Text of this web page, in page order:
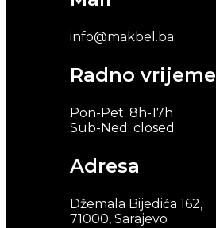
info@makbel.ba
Radno vrijeme
Pon-Pet: 8h-17h
Sub-Ned: closed
Adresa
Džemala Bijedića 162,
71000, Sarajevo